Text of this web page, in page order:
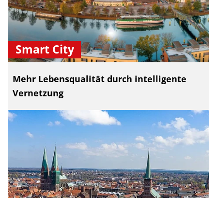
Smart City
Mehr Lebensqualität durch intelligente
Vernetzung